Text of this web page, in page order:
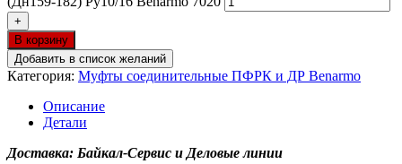
+
В корзину
Добавить в список желаний
Категория: Муфты соединительные ПФРК и ДР Benarmo
Описание
Детали
Доставка: Байкал-Сервис и Деловые линии